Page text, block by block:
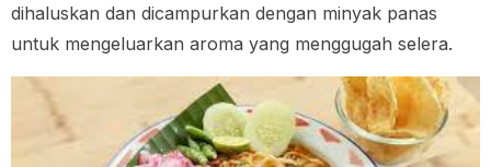
dihaluskan dan dicampurkan dengan minyak panas
untuk mengeluarkan aroma yang menggugah selera.